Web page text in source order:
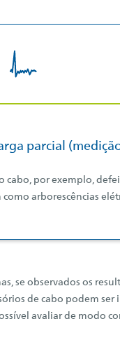
parcial
cabo, por exemplo,
como arborescências
se observados os
de cabo podem ser
avaliar de modo